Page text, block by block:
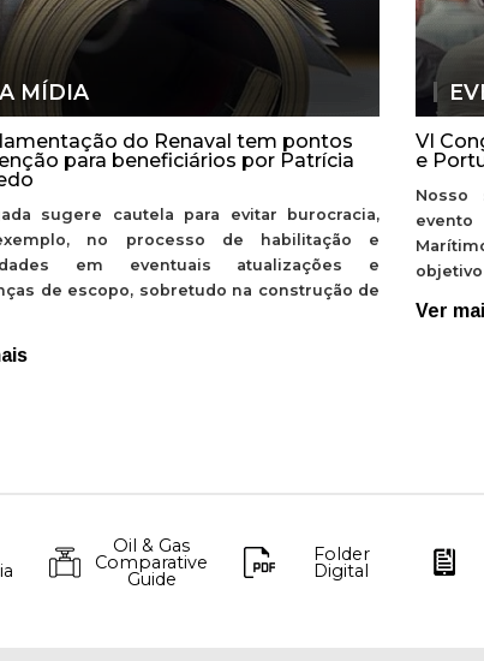
MÍDIA
do Renaval tem pontos
para beneficiários por Patrícia
sugere cautela para evitar burocracia,
no processo de habilitação e
em eventuais atualizações e
de escopo, sobretudo na construção de
VI
e
Nosso
Ver
Oil & Gas
Comparative
Guide
Folder
Digital